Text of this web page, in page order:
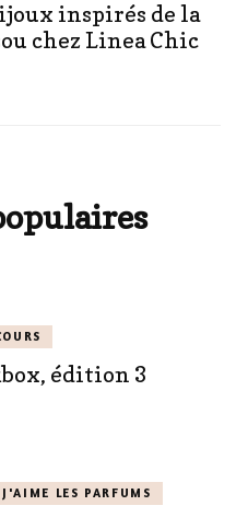
inspirés de la
chez Linea Chic
édition 3
LES PARFUMS